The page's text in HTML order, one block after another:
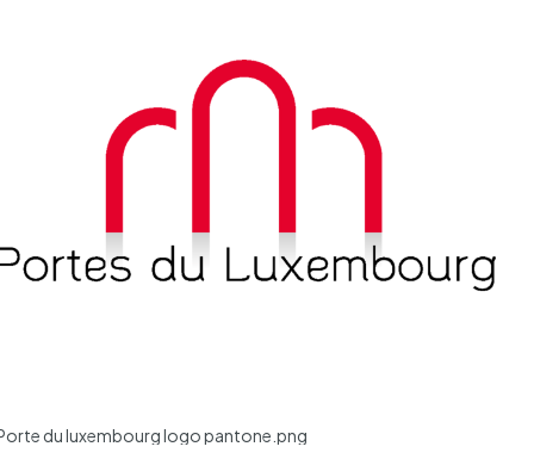
du luxembourg logo pantone.png